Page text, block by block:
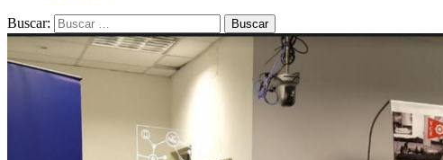
Buscar: